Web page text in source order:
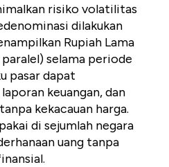
risiko volatilitas
dilakukan
Rupiah Lama
selama periode
pasar dapat
keuangan, dan
kekacauan harga.
di sejumlah negara
uang tanpa